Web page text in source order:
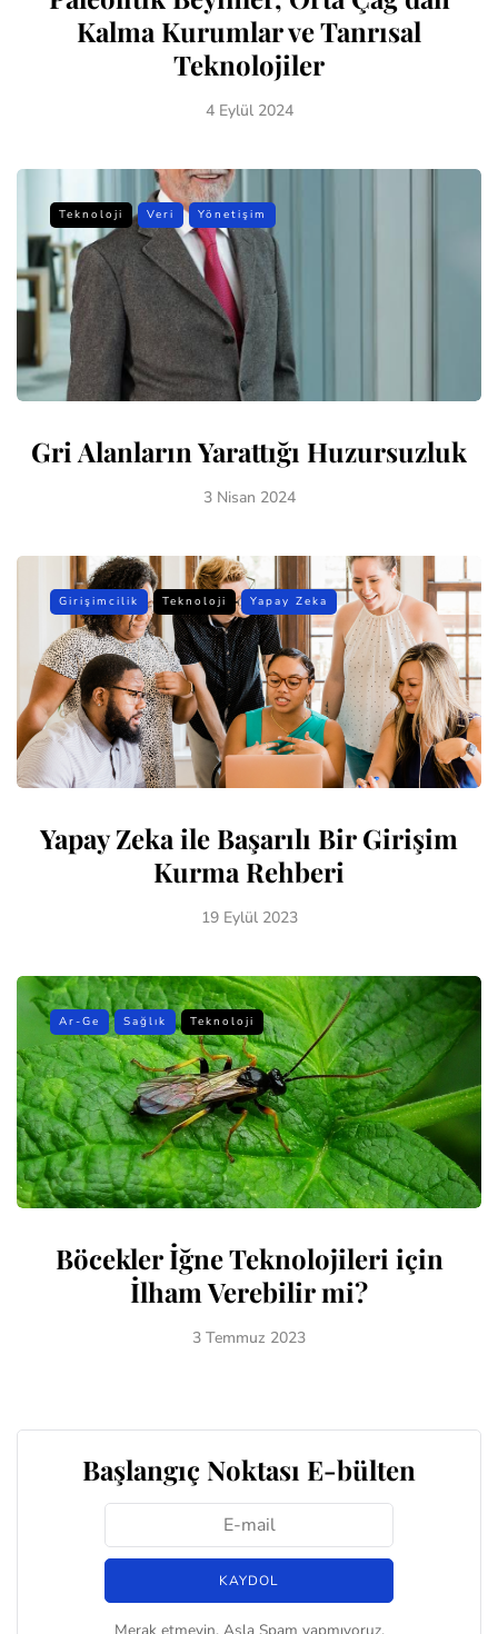
Kalma Kurumlar ve Tanrısal
Teknolojiler
4 Eylül 2024
Teknoloji Veri Yönetişim
Gri Alanların Yarattığı Huzursuzluk
3 Nisan 2024
Girişimcilik Teknoloji Yapay Zeka
Yapay Zeka ile Başarılı Bir Girişim
Kurma Rehberi
19 Eylül 2023
Ar-Ge Sağlık Teknoloji
Böcekler İğne Teknolojileri için
İlham Verebilir mi?
3 Temmuz 2023
Başlangıç Noktası E-bülten
Merak etmeyin. Asla Spam yapmıyoruz.